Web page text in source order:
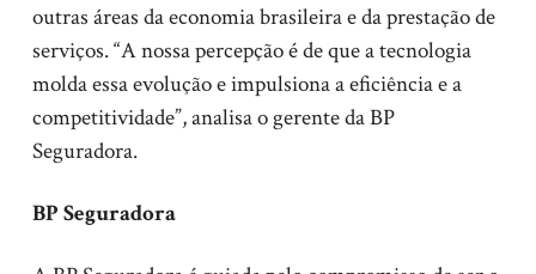
outras áreas da economia brasileira e da prestação de
serviços. “A nossa percepção é de que a tecnologia
molda essa evolução e impulsiona a eficiência e a
competitividade”, analisa o gerente da BP
Seguradora.
BP Seguradora